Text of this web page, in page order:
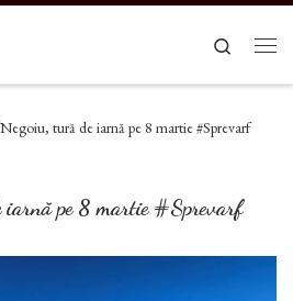
Search
tură de iarnă pe 8 martie #Sprevarf
iarnă pe 8 martie #Sprevarf